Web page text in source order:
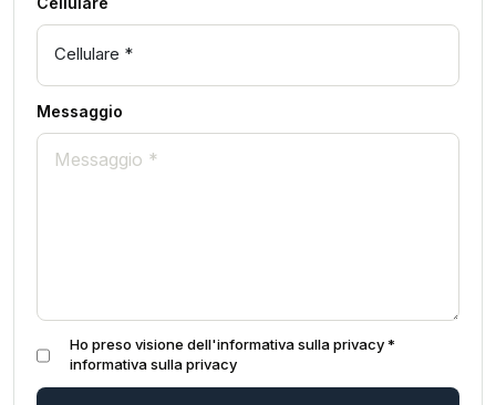
Messaggio
Ho preso visione dell'informativa sulla privacy *
informativa sulla privacy